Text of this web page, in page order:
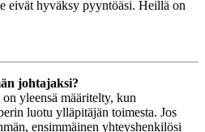
eivät hyväksy pyyntöäsi. Heillä on
johtajaksi?
yleensä määritelty, kun
luotu ylläpitäjän toimesta. Jos
ensimmäinen yhteyshenkilösi